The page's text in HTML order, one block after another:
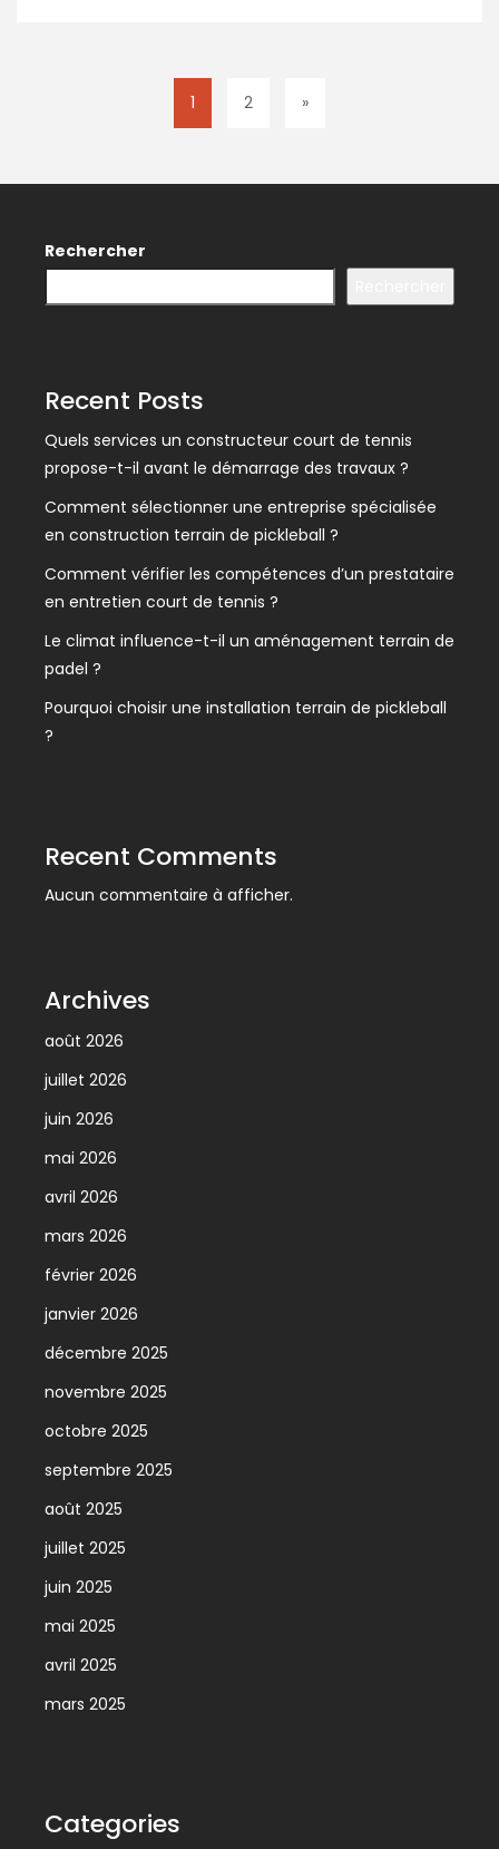
1 2 »
Rechercher
Recent Posts
Quels services un constructeur court de tennis
propose-t-il avant le démarrage des travaux ?
Comment sélectionner une entreprise spécialisée
en construction terrain de pickleball ?
Comment vérifier les compétences d’un prestataire
en entretien court de tennis ?
Le climat influence-t-il un aménagement terrain de
padel ?
Pourquoi choisir une installation terrain de pickleball
?
Recent Comments
Aucun commentaire à afficher.
Archives
août 2026
juillet 2026
juin 2026
mai 2026
avril 2026
mars 2026
février 2026
janvier 2026
décembre 2025
novembre 2025
octobre 2025
septembre 2025
août 2025
juillet 2025
juin 2025
mai 2025
avril 2025
mars 2025
Categories